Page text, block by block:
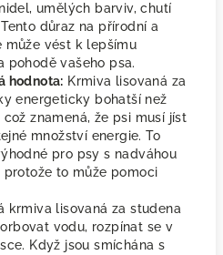
umělých barviv, chutí
důraz na přírodní a
může vést k lepšímu
pohodě vašeho psa.
hodnota: Krmiva lisovaná za
energeticky bohatší než
znamená, že psi musí jíst
množství energie. To
pro psy s nadváhou
protože to může pomoci
krmiva lisovaná za studena
vodu, rozpínat se v
Když jsou smíchána s